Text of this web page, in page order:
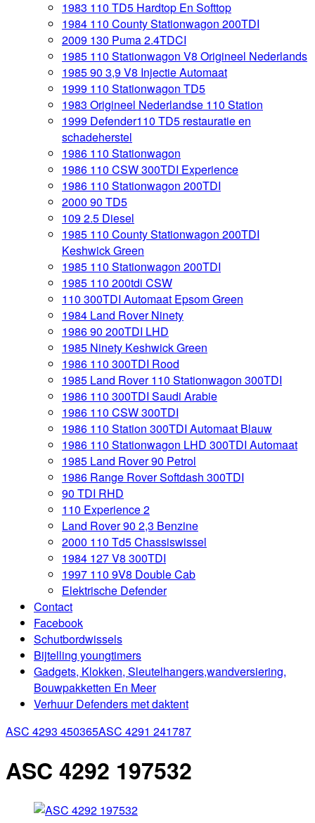
1983 110 TD5 Hardtop En Softtop
1984 110 County Stationwagon 200TDI
2009 130 Puma 2.4TDCI
1985 110 Stationwagon V8 Origineel Nederlands
1985 90 3,9 V8 Injectie Automaat
1999 110 Stationwagon TD5
1983 Origineel Nederlandse 110 Station
1999 Defender110 TD5 restauratie en
schadeherstel
1986 110 Stationwagon
1986 110 CSW 300TDI Experience
1986 110 Stationwagon 200TDI
2000 90 TD5
109 2.5 Diesel
1985 110 County Stationwagon 200TDI
Keshwick Green
1985 110 Stationwagon 200TDI
1985 110 200tdi CSW
110 300TDI Automaat Epsom Green
1984 Land Rover Ninety
1986 90 200TDI LHD
1985 Ninety Keshwick Green
1986 110 300TDI Rood
1985 Land Rover 110 Stationwagon 300TDI
1986 110 300TDI Saudi Arabie
1986 110 CSW 300TDI
1986 110 Station 300TDI Automaat Blauw
1986 110 Stationwagon LHD 300TDI Automaat
1985 Land Rover 90 Petrol
1986 Range Rover Softdash 300TDI
90 TDI RHD
110 Experience 2
Land Rover 90 2,3 Benzine
2000 110 Td5 Chassiswissel
1984 127 V8 300TDI
1997 110 9V8 Double Cab
Elektrische Defender
Contact
Facebook
Schutbordwissels
Bijtelling youngtimers
Gadgets, Klokken, Sleutelhangers,wandversiering,
Bouwpakketten En Meer
Verhuur Defenders met daktent
ASC 4293 450365ASC 4291 241787
ASC 4292 197532